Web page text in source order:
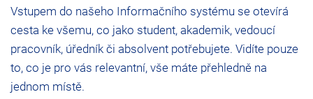
Vstupem do našeho Informačního systému se otevírá
cesta ke všemu, co jako student, akademik, vedoucí
pracovník, úředník či absolvent potřebujete. Vidíte pouze
to, co je pro vás relevantní, vše máte přehledně na
jednom místě.